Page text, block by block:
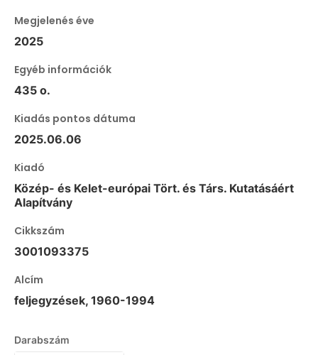
Megjelenés éve
2025
Egyéb információk
435 o.
Kiadás pontos dátuma
2025.06.06
Kiadó
Közép- és Kelet-európai Tört. és Társ. Kutatásáért
Alapítvány
Cikkszám
3001093375
Alcím
feljegyzések, 1960-1994
Darabszám